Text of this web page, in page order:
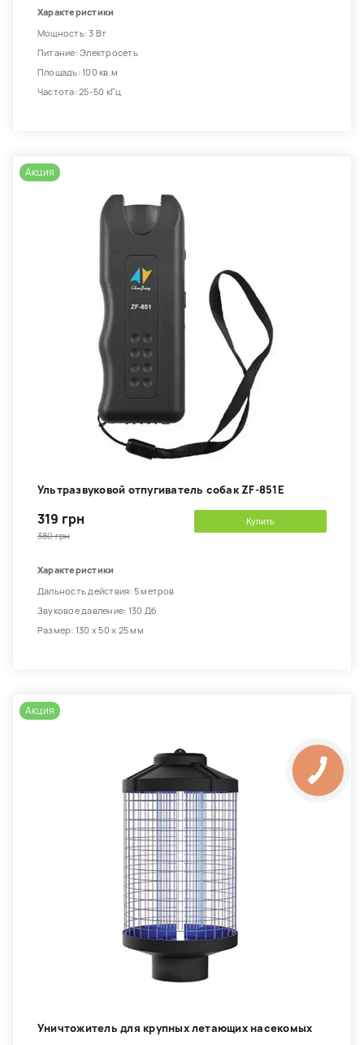
Характеристики
Мощность: 3 Вт
Питание: Электросеть
Площадь: 100 кв.м
Частота: 25-50 кГц
Акция
Ультразвуковой отпугиватель собак ZF-851E
319 грн
380 грн
Купить
Характеристики
Дальность действия: 5 метров
Звуковое давление: 130 Дб
Размер: 130 х 50 х 25 мм
Акция
Уничтожитель для крупных летающих насекомых